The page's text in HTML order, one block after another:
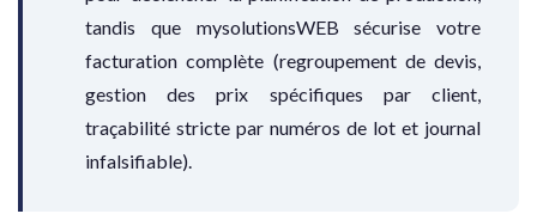
tandis que mysolutionsWEB sécurise votre
facturation complète (regroupement de devis,
gestion des prix spécifiques par client,
traçabilité stricte par numéros de lot et journal
infalsifiable).